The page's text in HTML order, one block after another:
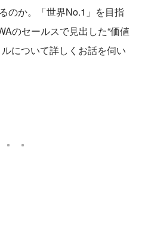
のか。「世界No.1」を目指
のセールスで見出した“価値
について詳しくお話を伺い